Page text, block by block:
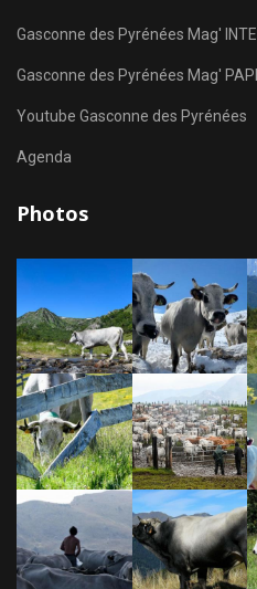
Gasconne des Pyrénées Mag'
Gasconne des Pyrénées Mag'
Youtube Gasconne des Pyrénées
Agenda
Photos